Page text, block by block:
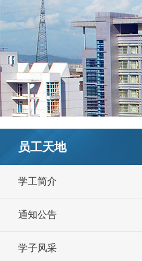
员工天地
学工简介
通知公告
学子风采